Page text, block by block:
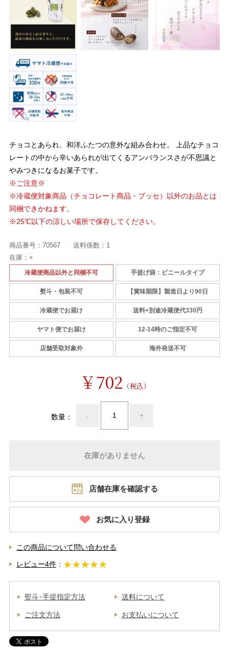
チョコとあられ、和洋ふたつの意外な組み合わせ。 上品なチョコ
レートの中から辛いあられが出てくるアンバランスさが不思議と
やみつきになるお菓子です。
※ご注意※
※冷蔵便対象商品（チョコレート商品・ブッセ）以外のお品とは
同梱できかねます。
※25℃以下の涼しい場所で保存してください。
商品番号： 70567 送料係数： 1
在庫： ×
冷蔵便商品以外と同梱不可 手提げ袋：ビニールタイプ
熨斗・包装不可 【賞味期限】製造日より90日
冷蔵便でお届け 送料+別途冷蔵便代330円
ヤマト便でお届け 12-14時のご指定不可
店舗受取対象外 海外発送不可
￥702 （税込）
数量： - +
お気に入り登録
在庫がありません
店舗在庫を確認する
この商品について問い合わせる
レビュー4件：
熨斗･手提指定方法 送料について
ご注文方法 お支払いについて